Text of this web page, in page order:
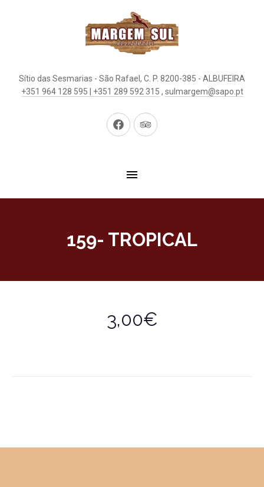
Sítio das Sesmarias - São Rafael, C. P. 8200-385 - ALBUFEIRA
+351 964 128 595 | +351 289 592 315 , sulmargem@sapo.pt
Neues Neues
159- TROPICAL
3,00€